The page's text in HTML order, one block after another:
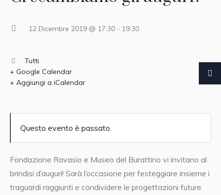
12 Dicembre 2019 @ 17:30 - 19:30
Tutti
+ Google Calendar
+ Aggiungi a iCalendar
Questo evento è passato.
Fondazione Ravasio e Museo del Burattino vi invitano al
brindisi d’auguri! Sarà l’occasione per festeggiare insieme i
traguardi raggiunti e condividere le progettazioni future.